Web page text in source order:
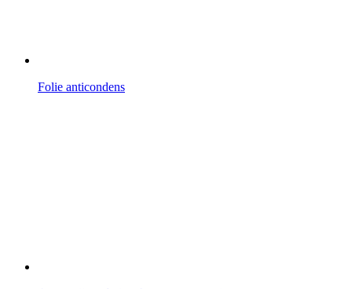
Folie anticondens